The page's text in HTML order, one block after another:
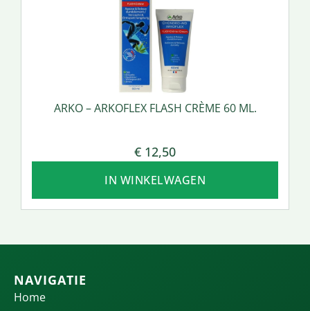
ARKO – ARKOFLEX FLASH CRÈME 60 ML.
€ 12,50
IN WINKELWAGEN
NAVIGATIE
Home